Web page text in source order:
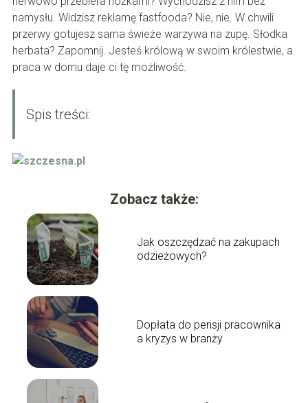
namysłu. Widzisz reklamę fastfooda? Nie, nie. W chwili
przerwy gotujesz sama świeże warzywa na zupę. Słodka
herbata? Zapomnij. Jesteś królową w swoim królestwie, a
praca w domu daje ci tę możliwość.
Spis treści:
Zobacz także:
Jak oszczędzać na zakupach
odzieżowych?
Dopłata do pensji pracownika
a kryzys w branży